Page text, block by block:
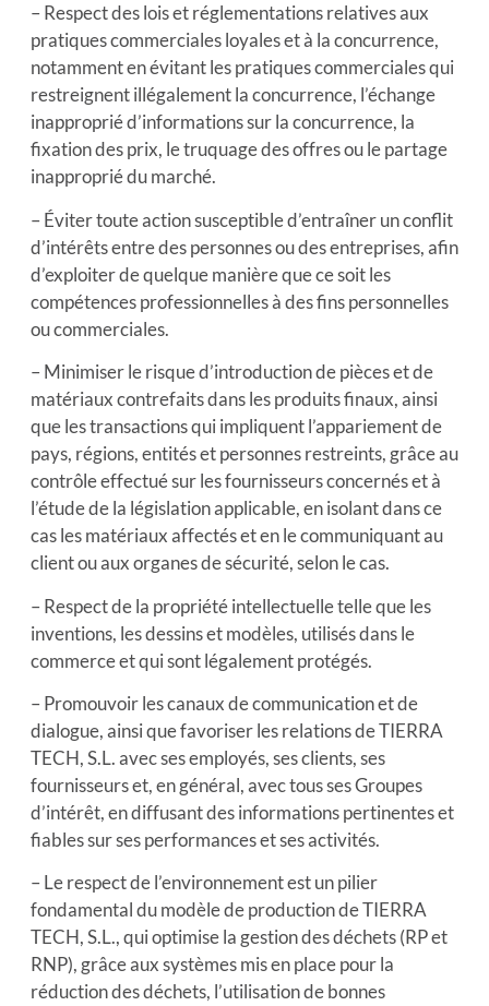
– Respect des lois et réglementations relatives aux
pratiques commerciales loyales et à la concurrence,
notamment en évitant les pratiques commerciales qui
restreignent illégalement la concurrence, l’échange
inapproprié d’informations sur la concurrence, la
fixation des prix, le truquage des offres ou le partage
inapproprié du marché.
– Éviter toute action susceptible d’entraîner un conflit
d’intérêts entre des personnes ou des entreprises, afin
d’exploiter de quelque manière que ce soit les
compétences professionnelles à des fins personnelles
ou commerciales.
– Minimiser le risque d’introduction de pièces et de
matériaux contrefaits dans les produits finaux, ainsi
que les transactions qui impliquent l’appariement de
pays, régions, entités et personnes restreints, grâce au
contrôle effectué sur les fournisseurs concernés et à
l’étude de la législation applicable, en isolant dans ce
cas les matériaux affectés et en le communiquant au
client ou aux organes de sécurité, selon le cas.
– Respect de la propriété intellectuelle telle que les
inventions, les dessins et modèles, utilisés dans le
commerce et qui sont légalement protégés.
– Promouvoir les canaux de communication et de
dialogue, ainsi que favoriser les relations de TIERRA
TECH, S.L. avec ses employés, ses clients, ses
fournisseurs et, en général, avec tous ses Groupes
d’intérêt, en diffusant des informations pertinentes et
fiables sur ses performances et ses activités.
– Le respect de l’environnement est un pilier
fondamental du modèle de production de TIERRA
TECH, S.L., qui optimise la gestion des déchets (RP et
RNP), grâce aux systèmes mis en place pour la
réduction des déchets, l’utilisation de bonnes